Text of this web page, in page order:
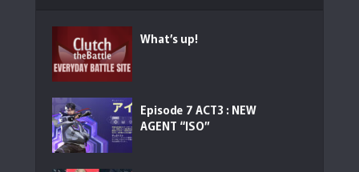
What’s up!
Episode 7 ACT3 : NEW
AGENT “ISO”